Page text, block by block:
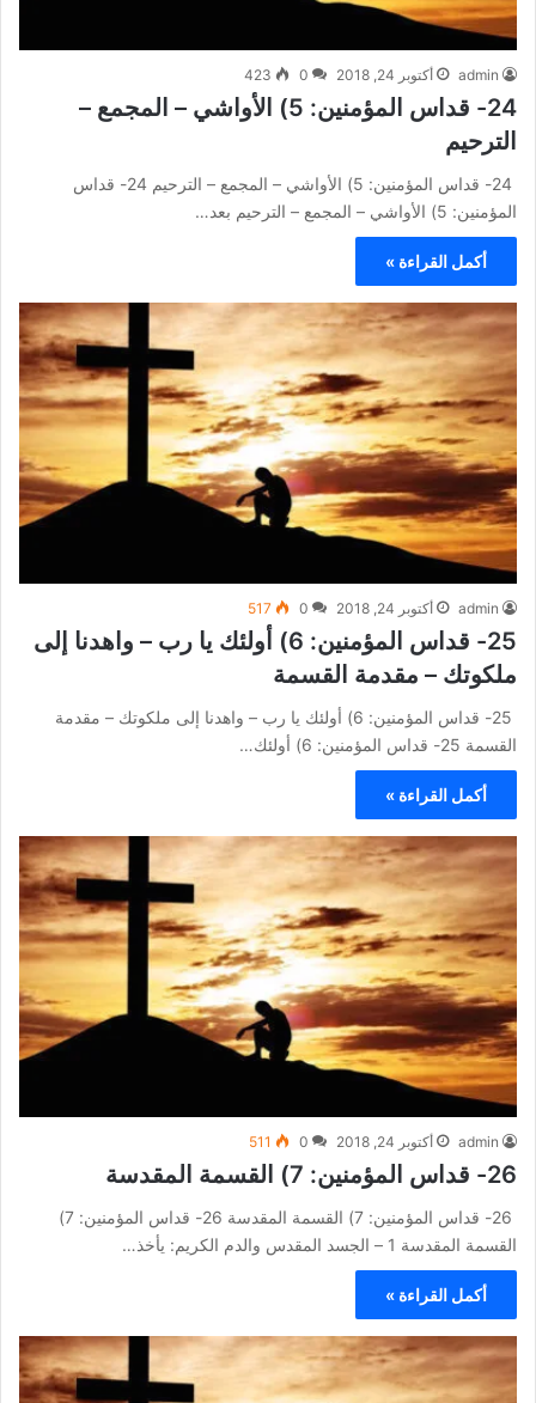
admin أكتوبر 24, 2018 0
423
24- قداس المؤمنين: 5) الأواشي – المجمع –
الترحيم
24- قداس المؤمنين: 5) الأواشي – المجمع – الترحيم 24- قداس
المؤمنين: 5) الأواشي – المجمع – الترحيم بعد…
أكمل القراءة »
admin أكتوبر 24, 2018 0
517
25- قداس المؤمنين: 6) أولئك يا رب – واهدنا إلى
ملكوتك – مقدمة القسمة
25- قداس المؤمنين: 6) أولئك يا رب – واهدنا إلى ملكوتك – مقدمة
القسمة 25- قداس المؤمنين: 6) أولئك…
أكمل القراءة »
admin أكتوبر 24, 2018 0
511
26- قداس المؤمنين: 7) القسمة المقدسة
26- قداس المؤمنين: 7) القسمة المقدسة 26- قداس المؤمنين: 7)
القسمة المقدسة 1 – الجسد المقدس والدم الكريم: يأخذ…
أكمل القراءة »